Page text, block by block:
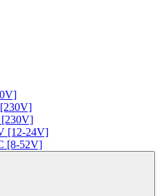
[12-24V]
[8-52V]